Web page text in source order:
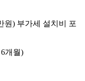
원) 부가세 설치비 포
6개월)